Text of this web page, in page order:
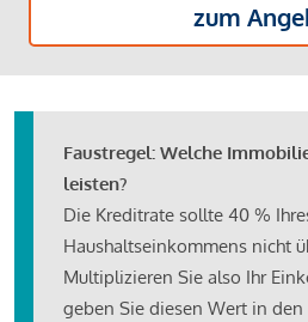
zum
Faustregel: Welche
leisten?
Die Kreditrate sollte 40 %
Haushaltseinkommens nicht
Multiplizieren Sie also Ihr
geben Sie diesen Wert in